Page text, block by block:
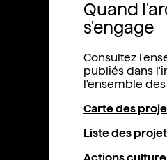
Quand
s'engage
Consultez
publiés dans
l'ensemble
Carte des
Liste des
Actions